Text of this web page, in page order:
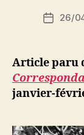
Date26/
Article paru
janvier-